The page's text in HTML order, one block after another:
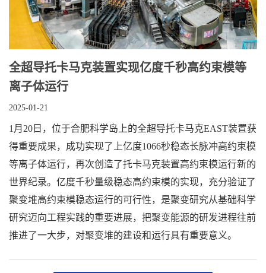
全超导托卡马克装置实现亿度千秒高约束模等
离子体运行
2025-01-21
1月20日，位于合肥科学岛上的全超导托卡马克EAST装置获
得重要成果，成功实现了上亿度1066秒稳态长脉冲高约束模
等离子体运行，再次创造了托卡马克装置高约束模运行新的
世界纪录。亿度千秒量级稳态高约束模的实现，充分验证了
聚变堆高约束模稳态运行的可行性，是聚变研究从基础科学
研究迈向工程实践的重要进展，把聚变能源的研发进程往前
推进了一大步，对聚变堆的建设和运行具有重要意义。